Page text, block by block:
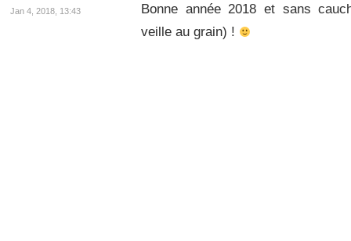
Jan 4, 2018, 13:43
Bonne année 2018 et sans
veille au grain) !